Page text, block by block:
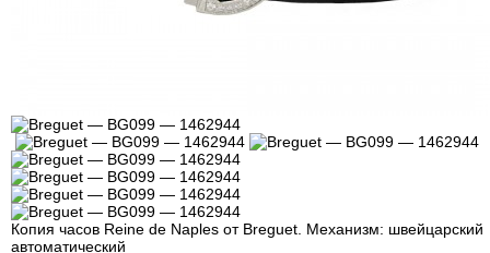
Копия часов Reine de Naples от Breguet. Механизм: швейцарский
автоматический